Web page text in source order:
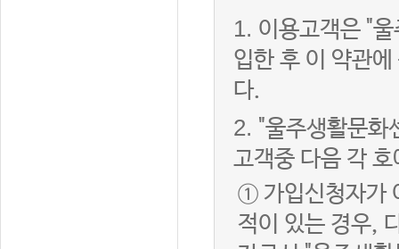
1. 이용고객은 "
입한 후 이 약관
다.
2. "울주생활문화
고객중 다음 각
① 가입신청자가
적이 있는 경우,